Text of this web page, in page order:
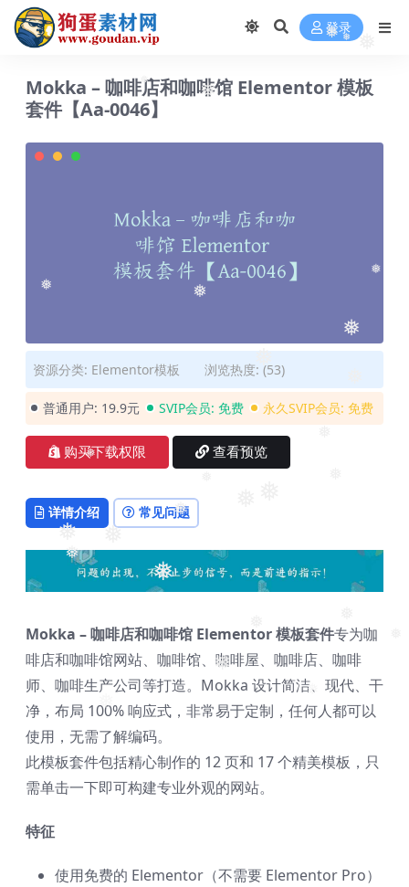
❅
❅
❅
❅
❅
❅
❅
❅
❅
❅
❅
❅
❅
❅
❅
❅
❅ 登录
Mokka – 咖啡店和咖啡馆 Elementor 模板
套件【Aa-0046】
资源分类: Elementor模板 浏览热度: (53)
普通用户: 19.9元 SVIP会员: 免费 永久SVIP会员: 免费
购买下载权限 查看预览
详情介绍 常见问题
Mokka – 咖啡店和咖啡馆 Elementor 模板套件专为咖
啡店和咖啡馆网站、咖啡馆、咖啡屋、咖啡店、咖啡
师、咖啡生产公司等打造。Mokka 设计简洁、现代、干
净，布局 100% 响应式，非常易于定制，任何人都可以
使用，无需了解编码。
此模板套件包括精心制作的 12 页和 17 个精美模板，只
需单击一下即可构建专业外观的网站。
特征
使用免费的 Elementor（不需要 Elementor Pro）